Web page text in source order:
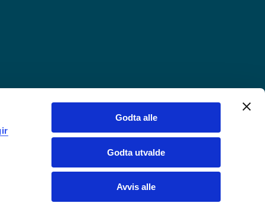
Godta alle
Godta utvalde
Avvis alle